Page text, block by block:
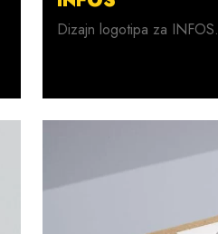
Dizajn logotipa za INFOS.